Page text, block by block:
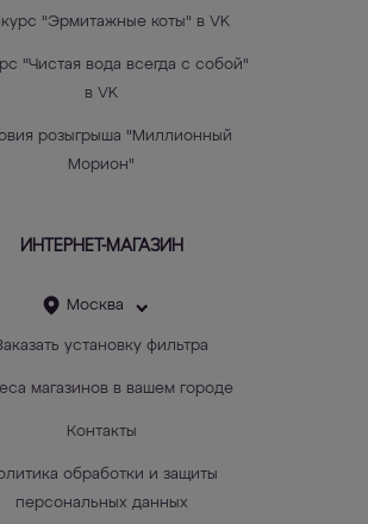
"Эрмитажные коты" в VK
"Чистая вода всегда с собой"
в VK
розыгрыша "Миллионный
Морион"
ИНТЕРНЕТ-МАГАЗИН
Москва
установку фильтра
магазинов в вашем городе
Контакты
обработки и защиты
персональных данных